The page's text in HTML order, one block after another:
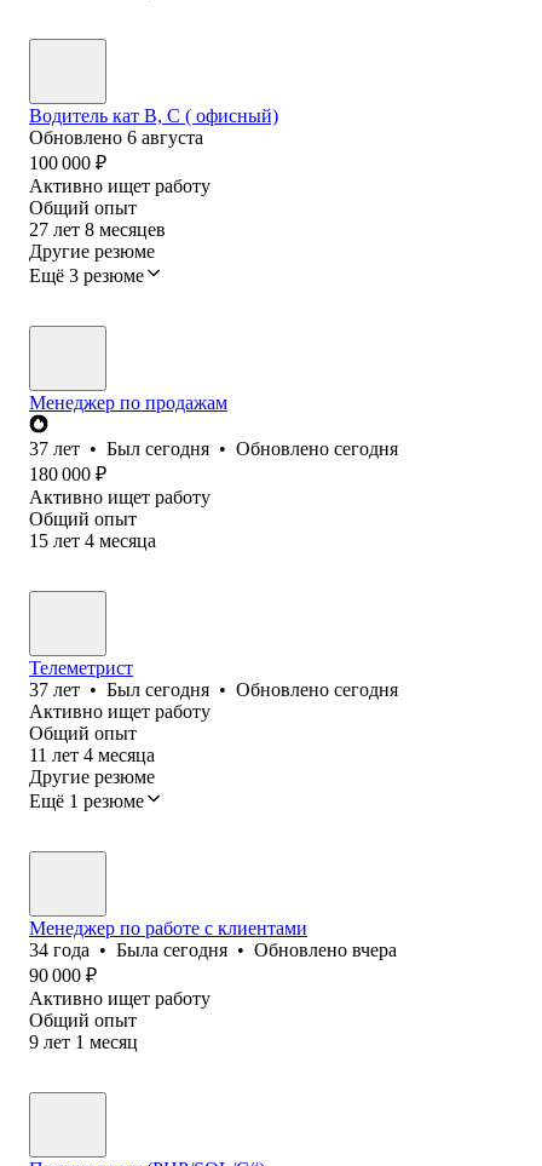
Водитель кат В, С ( офисный)
Обновлено 6 августа
100 000 ₽
Активно ищет работу
Общий опыт
27 лет 8 месяцев
Другие резюме
Ещё 3 резюме
Менеджер по продажам
37 лет • Был сегодня • Обновлено сегодня
180 000 ₽
Активно ищет работу
Общий опыт
15 лет 4 месяца
Телеметрист
37 лет • Был сегодня • Обновлено сегодня
Активно ищет работу
Общий опыт
11 лет 4 месяца
Другие резюме
Ещё 1 резюме
Менеджер по работе с клиентами
34 года • Была сегодня • Обновлено вчера
90 000 ₽
Активно ищет работу
Общий опыт
9 лет 1 месяц